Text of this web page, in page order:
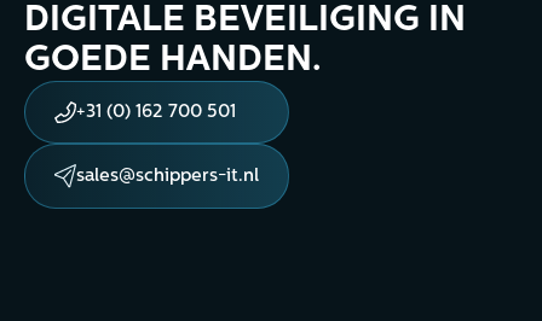
DIGITALE BEVEILIGING IN
GOEDE HANDEN.
+31 (0) 162 700 501
sales@schippers-it.nl